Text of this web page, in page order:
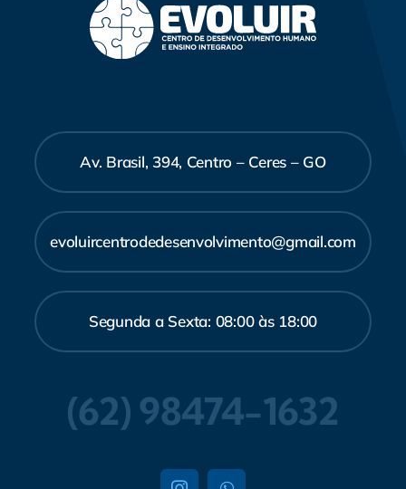
Av. Brasil, 394, Centro – Ceres – GO
evoluircentrodedesenvolvimento@gmail.com
Segunda a Sexta: 08:00 às 18:00
(62) 98474-1632